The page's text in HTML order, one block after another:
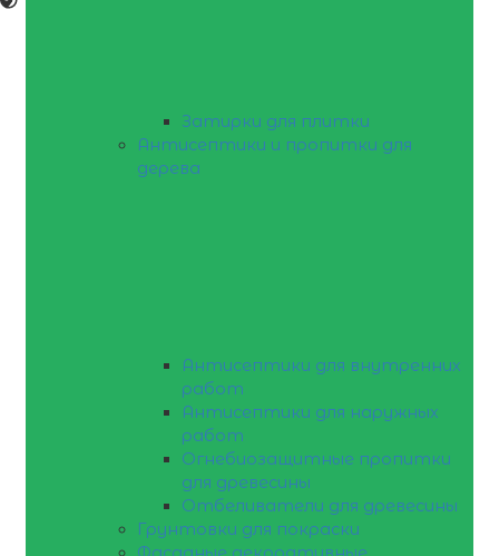
Затирки для плитки
Антисептики и пропитки для
дерева
Антисептики для внутренних
работ
Антисептики для наружных
работ
Огнебиозащитные пропитки
для древесины
Отбеливатели для древесины
Грунтовки для покраски